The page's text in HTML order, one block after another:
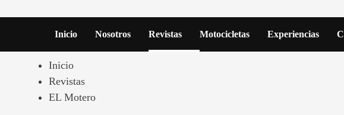
Inicio Nosotros Revistas Motocicletas Experiencias
Inicio
Revistas
EL Motero